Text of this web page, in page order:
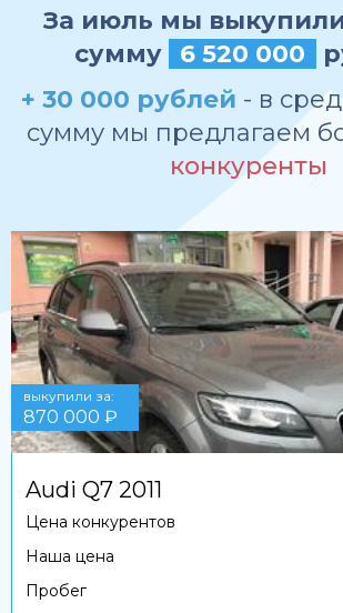
За июль мы
сумму
6 520 000
+ 30 000 рублей - в
сумму мы предлагаем
конкуренты
выкупили за:
870 000 ₽
Audi Q7 2011
Цена конкурентов
Наша цена
Пробег